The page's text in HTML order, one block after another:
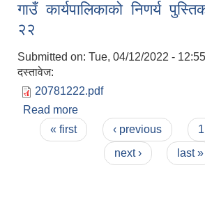
गाउँ कार्यपालिकाको निणर्य
२२
Submitted on: Tue, 04/12/2022 - 12:55
दस्तावेज:
20781222.pdf
Read more
Pages
« first ‹ previous 1
next ›
last »